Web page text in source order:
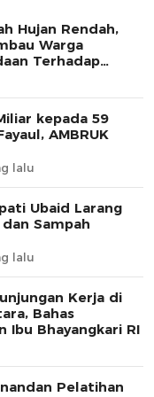
Hujan Rendah,
Warga
Terhadap
kepada 59
AMBRUK
lalu
Ubaid Larang
Sampah
lalu
Kerja di
Bahas
Ibu Bhayangkari RI
Pelatihan